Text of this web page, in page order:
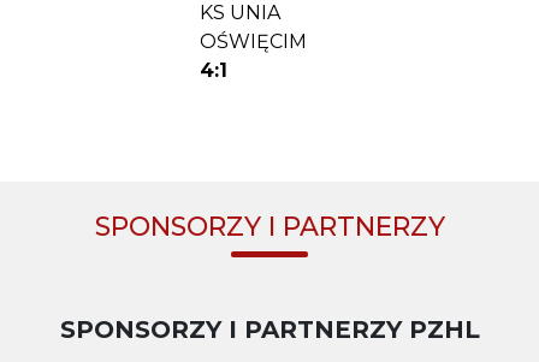
KS UNIA
OŚWIĘCIM
4:1
SPONSORZY I PARTNERZY
SPONSORZY I PARTNERZY PZHL